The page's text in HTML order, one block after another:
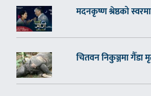
मदनकृष्ण श्रेष्ठको
चितवन निकुञ्जमा गैँडा